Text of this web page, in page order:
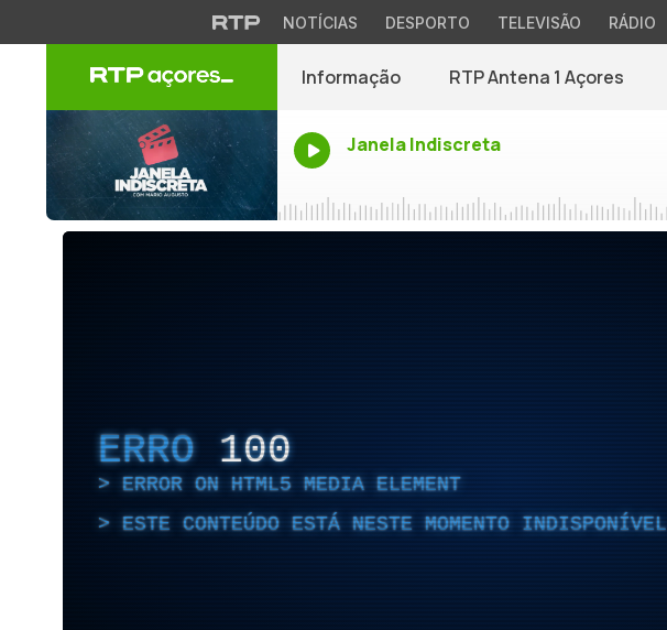
NOTÍCIAS DESPORTO TELEVISÃO RÁDIO
Informação RTP Antena 1 Açores
Janela Indiscreta
ERRO 100
ERROR ON HTML5 MEDIA ELEMENT
ESTE CONTEÚDO ESTÁ NESTE MOMENTO INDISPONÍVEL